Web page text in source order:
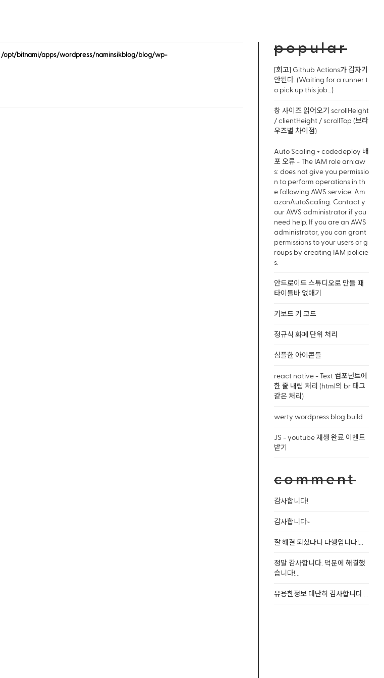
/opt/bitnami/apps/wordpress/naminsikblog/blog/wp-
popular
[회고] Github Actions가 갑자기
안된다. (Waiting for a runner t
o pick up this job…)
창 사이즈 읽어오기 scrollHeight
/ clientHeight / scrollTop (브라
우즈별 차이점)
Auto Scaling + codedeploy 배
포 오류 - The IAM role arn:aw
s: does not give you permissio
n to perform operations in th
e following AWS service: Am
azonAutoScaling. Contact y
our AWS administrator if you
need help. If you are an AWS
administrator, you can grant
permissions to your users or g
roups by creating IAM policie
s.
안드로이드 스튜디오로 만들 때
타이틀바 없애기
키보드 키 코드
정규식 화폐 단위 처리
심플한 아이콘들
react native - Text 컴포넌트에
한 줄 내림 처리 (html의 br 태그
같은 처리)
werty wordpress blog build
JS - youtube 재생 완료 이벤트
받기
comment
감사합니다!
감사합니다~
잘 해결 되셨다니 다행입니다!...
정말 감사합니다. 덕분에 해결했
습니다!...
유용한정보 대단히 감사합니다....